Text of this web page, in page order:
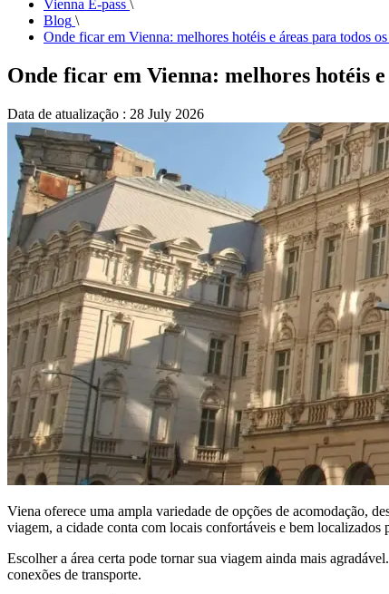
Vienna E-pass \
Blog \
Onde ficar em Vienna: melhores hotéis e áreas para todos
Onde ficar em Vienna: melhores hotéis
Data de atualização : 28 July 2026
Viena oferece uma ampla variedade de opções de acomodação,
viagem, a cidade conta com locais confortáveis e bem localizados
Escolher a área certa pode tornar sua viagem ainda mais
conexões de transporte.